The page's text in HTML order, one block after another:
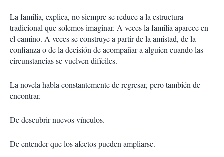
La familia, explica, no siempre se reduce a la estructura
tradicional que solemos imaginar. A veces la familia aparece en
el camino. A veces se construye a partir de la amistad, de la
confianza o de la decisión de acompañar a alguien cuando las
circunstancias se vuelven difíciles.
La novela habla constantemente de regresar, pero también de
encontrar.
De descubrir nuevos vínculos.
De entender que los afectos pueden ampliarse.